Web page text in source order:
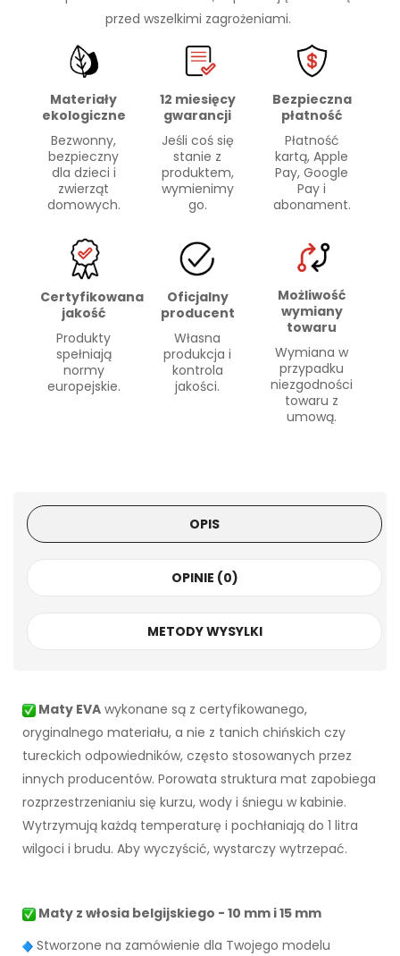
przed wszelkimi zagrożeniami.
Materiały
ekologiczne
Bezwonny,
bezpieczny
dla dzieci i
zwierząt
domowych.
12 miesięcy
gwarancji
Jeśli coś się
stanie z
produktem,
wymienimy
go.
Bezpieczna
płatność
Płatność
kartą, Apple
Pay, Google
Pay i
abonament.
Certyfikowana
jakość
Produkty
spełniają
normy
europejskie.
Oficjalny
producent
Własna
produkcja i
kontrola
jakości.
Możliwość
wymiany
towaru
Wymiana w
przypadku
niezgodności
towaru z
umową.
OPIS
OPINIE (0)
METODY WYSYLKI
Maty EVA wykonane są z certyfikowanego,
oryginalnego materiału, a nie z tanich chińskich czy
tureckich odpowiedników, często stosowanych przez
innych producentów. Porowata struktura mat zapobiega
rozprzestrzenianiu się kurzu, wody i śniegu w kabinie.
Wytrzymują każdą temperaturę i pochłaniają do 1 litra
wilgoci i brudu. Aby wyczyścić, wystarczy wytrzepać.
Maty z włosia belgijskiego - 10 mm i 15 mm
Stworzone na zamówienie dla Twojego modelu